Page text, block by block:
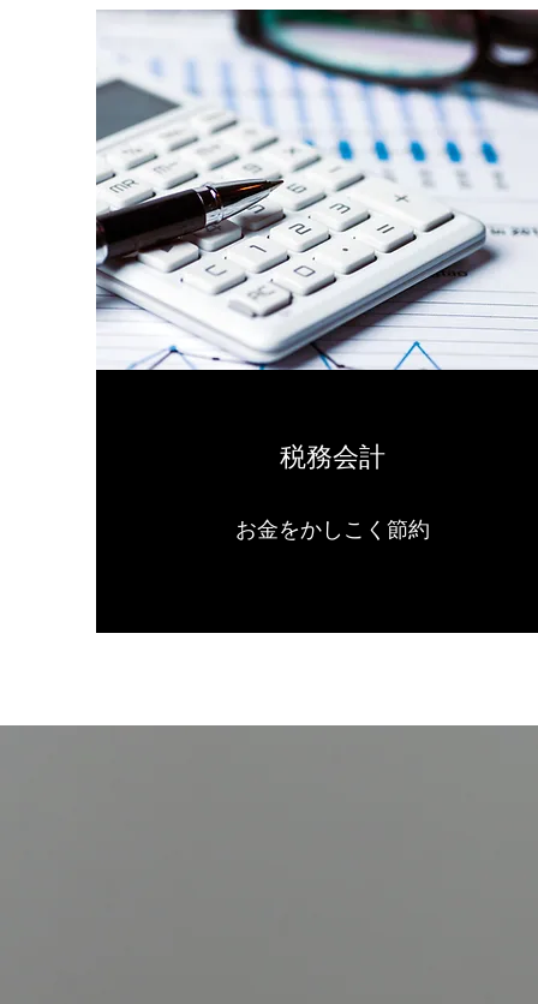
税務会計
お金をかしこく節約